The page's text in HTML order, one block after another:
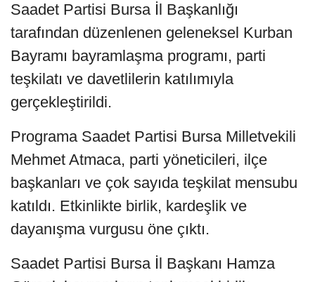
Saadet Partisi Bursa İl Başkanlığı
tarafından düzenlenen geleneksel Kurban
Bayramı bayramlaşma programı, parti
teşkilatı ve davetlilerin katılımıyla
gerçekleştirildi.
Programa Saadet Partisi Bursa Milletvekili
Mehmet Atmaca, parti yöneticileri, ilçe
başkanları ve çok sayıda teşkilat mensubu
katıldı. Etkinlikte birlik, kardeşlik ve
dayanışma vurgusu öne çıktı.
Saadet Partisi Bursa İl Başkanı Hamza